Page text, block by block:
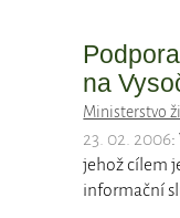
na
Ministerstvo
23. 02. 2006:
jehož cílem
informační